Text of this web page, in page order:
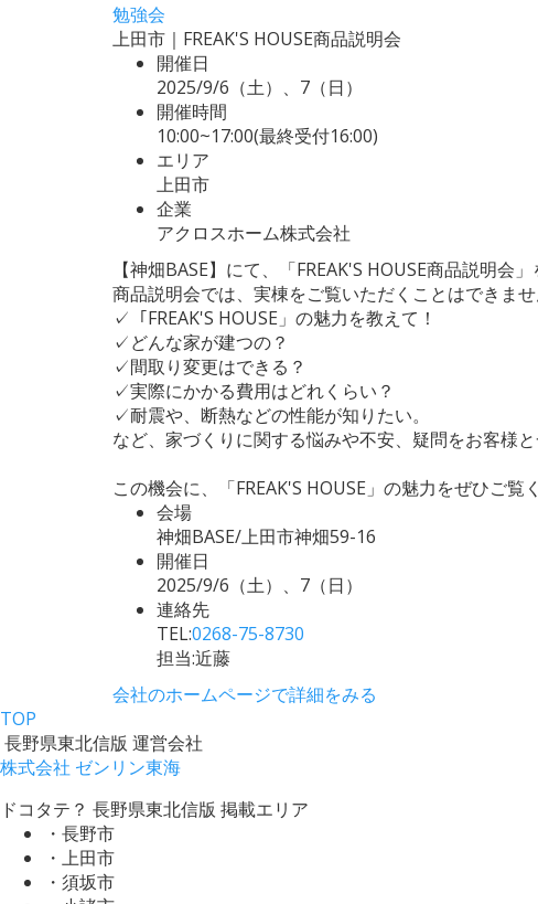
勉強会
上田市｜FREAK'S HOUSE商品説明会
開催日
2025/9/6（土）、7（日）
開催時間
10:00~17:00(最終受付16:00)
エリア
上田市
企業
アクロスホーム株式会社
【神畑BASE】にて、「FREAK'S HOUSE商品説明会」
商品説明会では、実棟をご覧いただくことはできま
✓「FREAK'S HOUSE」の魅力を教えて！
✓どんな家が建つの？
✓間取り変更はできる？
✓実際にかかる費用はどれくらい？
✓耐震や、断熱などの性能が知りたい。
など、家づくりに関する悩みや不安、疑問をお客様
この機会に、「FREAK'S HOUSE」の魅力をぜひご覧
会場
神畑BASE/上田市神畑59-16
開催日
2025/9/6（土）、7（日）
連絡先
TEL:0268-75-8730
担当:近藤
会社のホームページで詳細をみる
TOP
長野県東北信版 運営会社
株式会社 ゼンリン東海
ドコタテ？ 長野県東北信版 掲載エリア
・長野市
・上田市
・須坂市